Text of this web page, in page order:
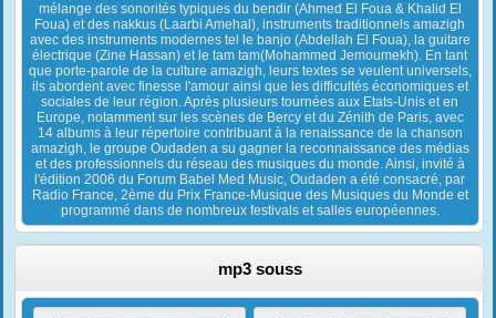
mélange des sonorités typiques du bendir (Ahmed El Foua & Khalid El
Foua) et des nakkus (Laarbi Amehal), instruments traditionnels amazigh
avec des instruments modernes tel le banjo (Abdellah El Foua), la guitare
électrique (Zine Hassan) et le tam tam(Mohammed Jemoumekh). En tant
que porte-parole de la culture amazigh, leurs textes se veulent universels,
ils abordent avec finesse l'amour ainsi que les difficultés économiques et
sociales de leur région. Après plusieurs tournées aux Etats-Unis et en
Europe, notamment sur les scènes de Bercy et du Zénith de Paris, avec
14 albums à leur répertoire contribuant à la renaissance de la chanson
amazigh, le groupe Oudaden a su gagner la reconnaissance des médias
et des professionnels du réseau des musiques du monde. Ainsi, invité à
l'édition 2006 du Forum Babel Med Music, Oudaden a été consacré, par
Radio France, 2ème du Prix France-Musique des Musiques du Monde et
programmé dans de nombreux festivals et salles européennes.
mp3 souss